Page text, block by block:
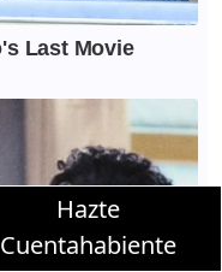
Martha Debayle en
Hazte
Cuentahabiente